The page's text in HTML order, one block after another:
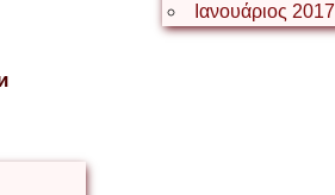
Ιανουάριος 2017